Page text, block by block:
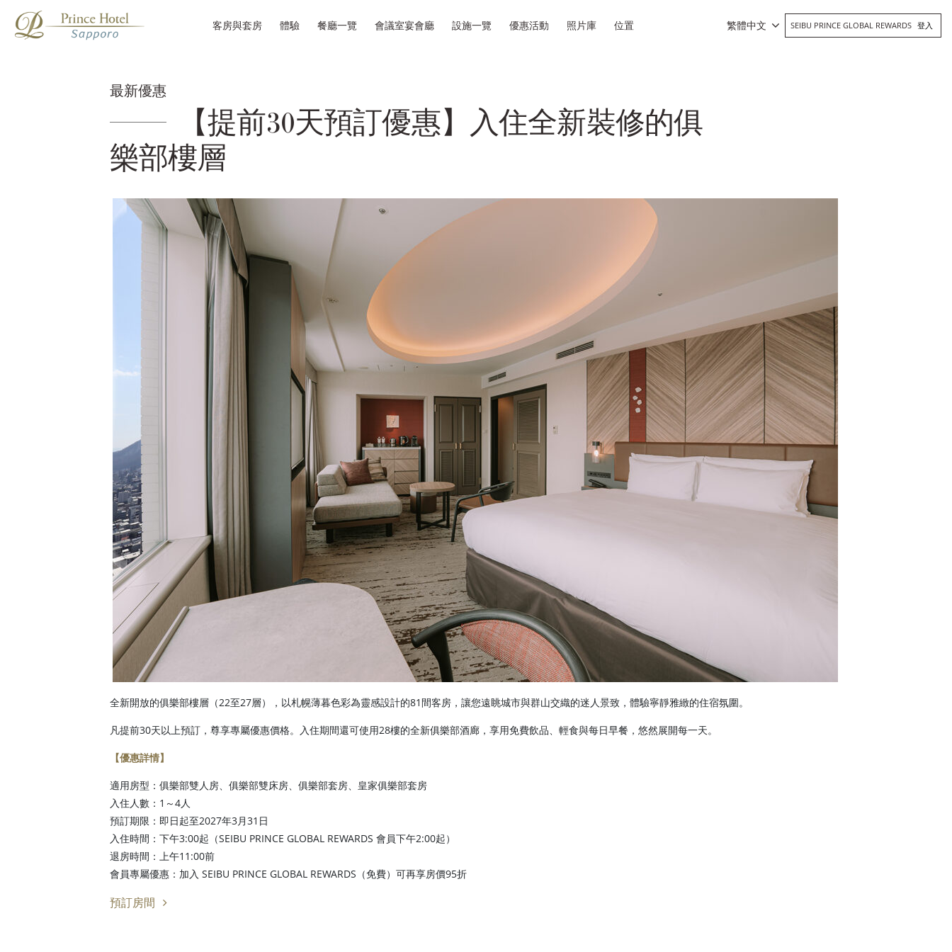
客房與套房 體驗 餐廳一覽 會議室宴會廳 設施一覽 優惠活動 照片庫 位置 繁體中文 SEIBU PRINCE GLOBAL REWARDS 登入
最新優惠
【提前30天預訂優惠】入住全新裝修的俱
樂部樓層
全新開放的俱樂部樓層（22至27層），以札幌薄暮色彩為靈感設計的81間客房，讓您遠眺城市與群山交織的迷人景致，體驗寧靜雅緻的住宿氛圍。
凡提前30天以上預訂，尊享專屬優惠價格。入住期間還可使用28樓的全新俱樂部酒廊，享用免費飲品、輕食與每日早餐，悠然展開每一天。
【優惠詳情】
適用房型：俱樂部雙人房、俱樂部雙床房、俱樂部套房、皇家俱樂部套房
入住人數：1～4人
預訂期限：即日起至2027年3月31日
入住時間：下午3:00起（SEIBU PRINCE GLOBAL REWARDS 會員下午2:00起）
退房時間：上午11:00前
會員專屬優惠：加入 SEIBU PRINCE GLOBAL REWARDS（免費）可再享房價95折
預訂房間